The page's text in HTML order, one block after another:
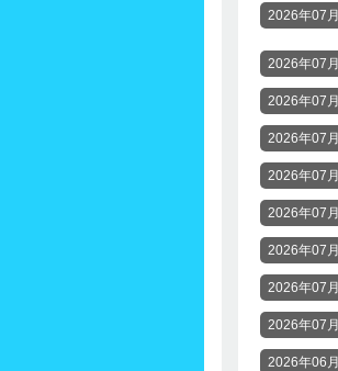
2026年07
2026年07
2026年07
2026年07
2026年07
2026年07
2026年07
2026年07
2026年07
2026年06